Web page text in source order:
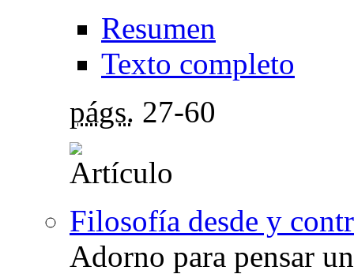
Resumen
Texto completo
págs. 27-60
Filosofía desde y
Adorno para pensar